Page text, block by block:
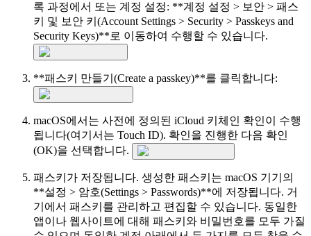
록 과정에서 또는 계정 설정: **계정 설정 > 보안 > 패스
키 및 보안 키(Account Settings > Security > Passkeys and
Security Keys)**로 이동하여 수행할 수 있습니다.
**패스키 만들기(Create a passkey)**를 클릭합니다:
macOS에서는 사전에 정의된 iCloud 키체인 확인이 수행
됩니다(여기서는 Touch ID). 확인을 진행한 다음 확인
(OK)을 선택합니다.
패스키가 저장됩니다. 생성한 패스키는 macOS 기기의
**설정 > 암호(Settings > Passwords)**에 저장됩니다. 거
기에서 패스키를 관리하고 편집할 수 있습니다. 동일한
앱이나 웹사이트에 대해 패스키와 비밀번호를 모두 가질